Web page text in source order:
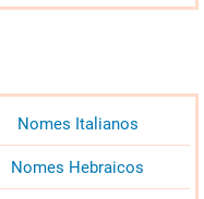
Nomes Italianos
Nomes Hebraicos